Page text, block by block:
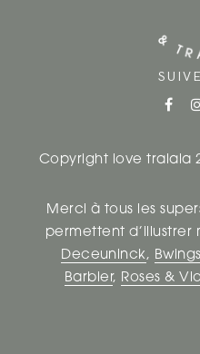
Copyright love tralala
Merci à tous les
permettent d’illustrer
Deceuninck ,
Barbier, Roses &